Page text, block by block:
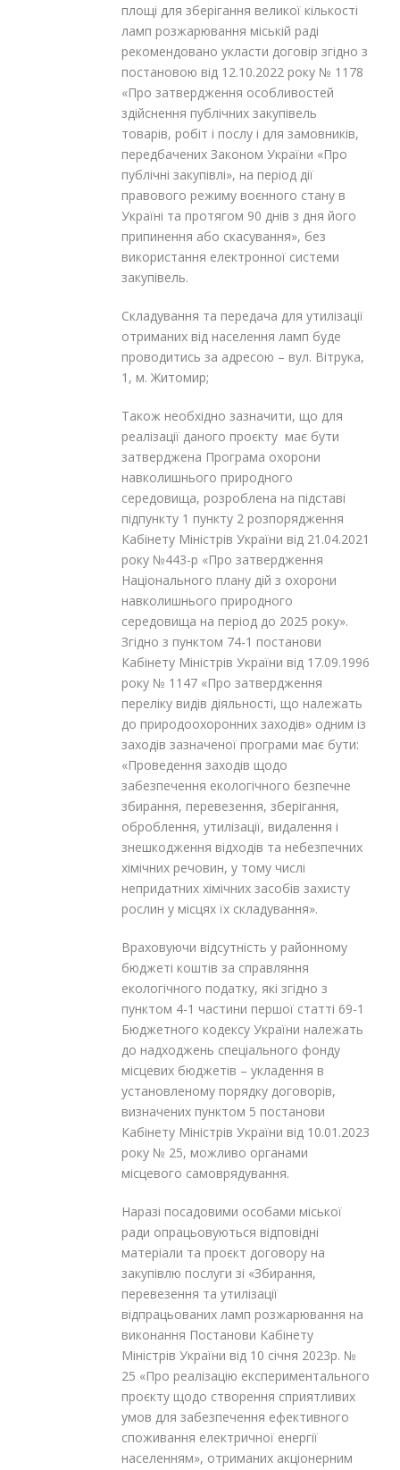
площі для зберігання великої кількості
ламп розжарювання міській раді
рекомендовано укласти договір згідно з
постановою від 12.10.2022 року № 1178
«Про затвердження особливостей
здійснення публічних закупівель
товарів, робіт і послу і для замовників,
передбачених Законом України «Про
публічні закупівлі», на період дії
правового режиму воєнного стану в
Україні та протягом 90 днів з дня його
припинення або скасування», без
використання електронної системи
закупівель.
Складування та передача для утилізації
отриманих від населення ламп буде
проводитись за адресою – вул. Вітрука,
1, м. Житомир;
Також необхідно зазначити, що для
реалізації даного проєкту має бути
затверджена Програма охорони
навколишнього природного
середовища, розроблена на підставі
підпункту 1 пункту 2 розпорядження
Кабінету Міністрів України від 21.04.2021
року №443-р «Про затвердження
Національного плану дій з охорони
навколишнього природного
середовища на період до 2025 року».
Згідно з пунктом 74-1 постанови
Кабінету Міністрів України від 17.09.1996
року № 1147 «Про затвердження
переліку видів діяльності, що належать
до природоохоронних заходів» одним із
заходів зазначеної програми має бути:
«Проведення заходів щодо
забезпечення екологічного безпечне
збирання, перевезення, зберігання,
оброблення, утилізації, видалення і
знешкодження відходів та небезпечних
хімічних речовин, у тому числі
непридатних хімічних засобів захисту
рослин у місцях їх складування».
Враховуючи відсутність у районному
бюджеті коштів за справляння
екологічного податку, які згідно з
пунктом 4-1 частини першої статті 69-1
Бюджетного кодексу України належать
до надходжень спеціального фонду
місцевих бюджетів – укладення в
установленому порядку договорів,
визначених пунктом 5 постанови
Кабінету Міністрів України від 10.01.2023
року № 25, можливо органами
місцевого самоврядування.
Наразі посадовими особами міської
ради опрацьовуються відповідні
матеріали та проєкт договору на
закупівлю послуги зі «Збирання,
перевезення та утилізації
відпрацьованих ламп розжарювання на
виконання Постанови Кабінету
Міністрів України від 10 січня 2023р. №
25 «Про реалізацію експериментального
проєкту щодо створення сприятливих
умов для забезпечення ефективного
споживання електричної енергії
населенням», отриманих акціонерним